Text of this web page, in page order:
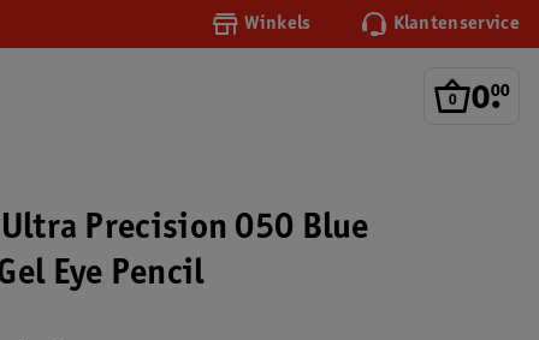
Winkels Klantenservice
0.
00
Precision 050 Blue
Eye Pencil